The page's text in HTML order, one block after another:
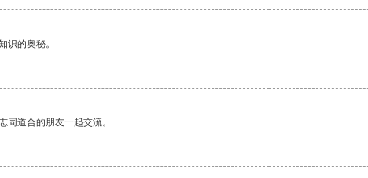
识的奥秘。
同道合的朋友一起交流。